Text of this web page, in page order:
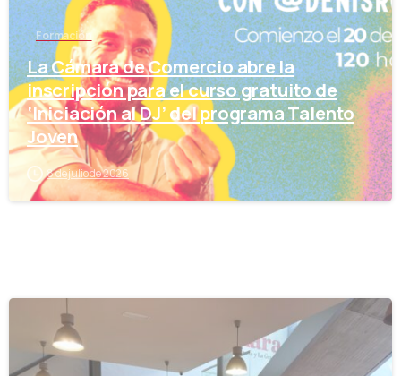
Formación
La Cámara de Comercio abre la
inscripción para el curso gratuito de
‘Iniciación al DJ’ del programa Talento
Joven
8 de julio de 2026